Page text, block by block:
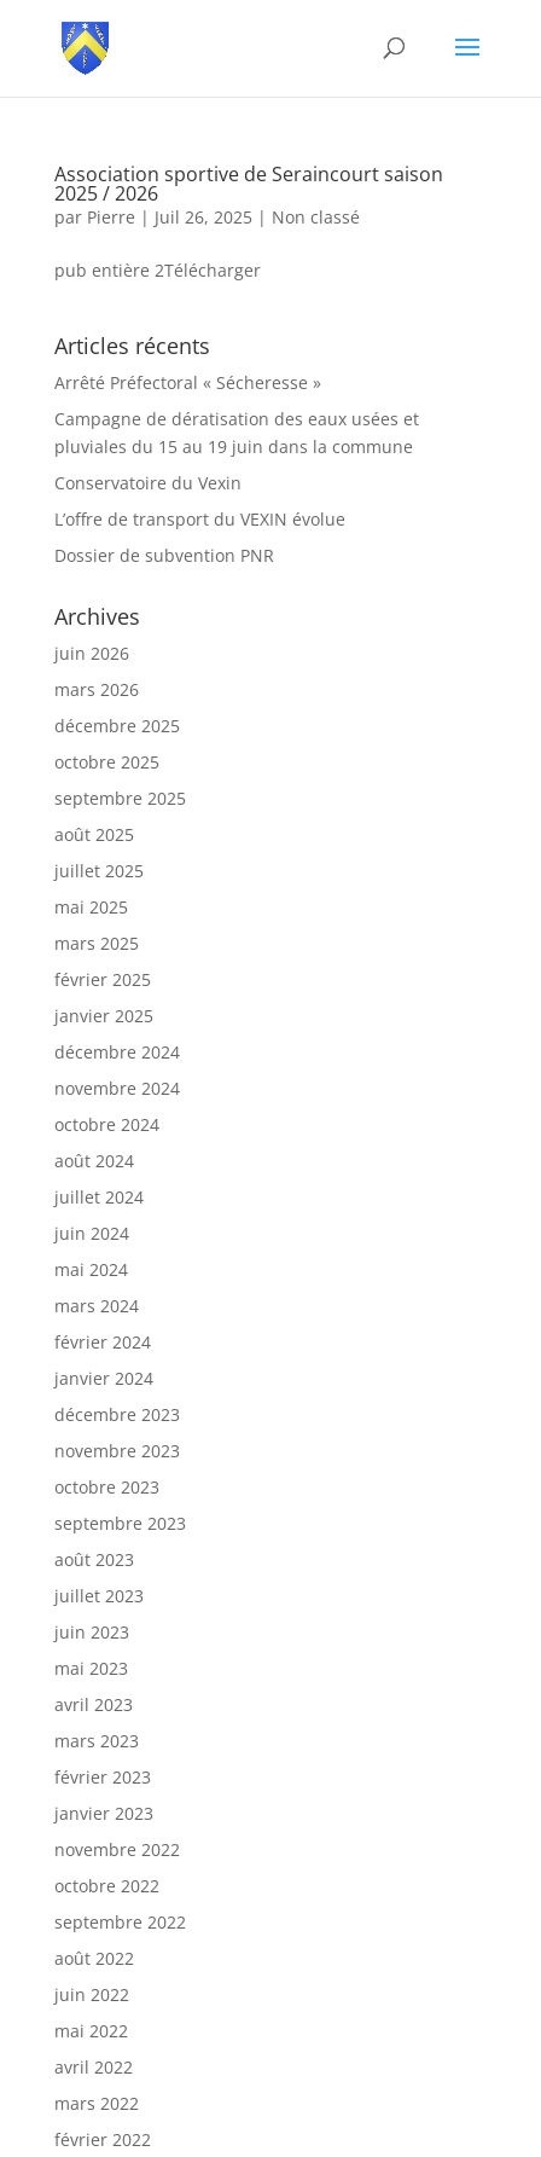
Association sportive de Seraincourt saison
2025 / 2026
par Pierre | Juil 26, 2025| Non classé
pub entière 2Télécharger
Articles récents
Arrêté Préfectoral « Sécheresse »
Campagne de dératisation des eaux usées et
pluviales du 15 au 19 juin dans la commune
Conservatoire du Vexin
L’offre de transport du VEXIN évolue
Dossier de subvention PNR
Archives
juin 2026
mars 2026
décembre 2025
octobre 2025
septembre 2025
août 2025
juillet 2025
mai 2025
mars 2025
février 2025
janvier 2025
décembre 2024
novembre 2024
octobre 2024
août 2024
juillet 2024
juin 2024
mai 2024
mars 2024
février 2024
janvier 2024
décembre 2023
novembre 2023
octobre 2023
septembre 2023
août 2023
juillet 2023
juin 2023
mai 2023
avril 2023
mars 2023
février 2023
janvier 2023
novembre 2022
octobre 2022
septembre 2022
août 2022
juin 2022
mai 2022
avril 2022
mars 2022
février 2022